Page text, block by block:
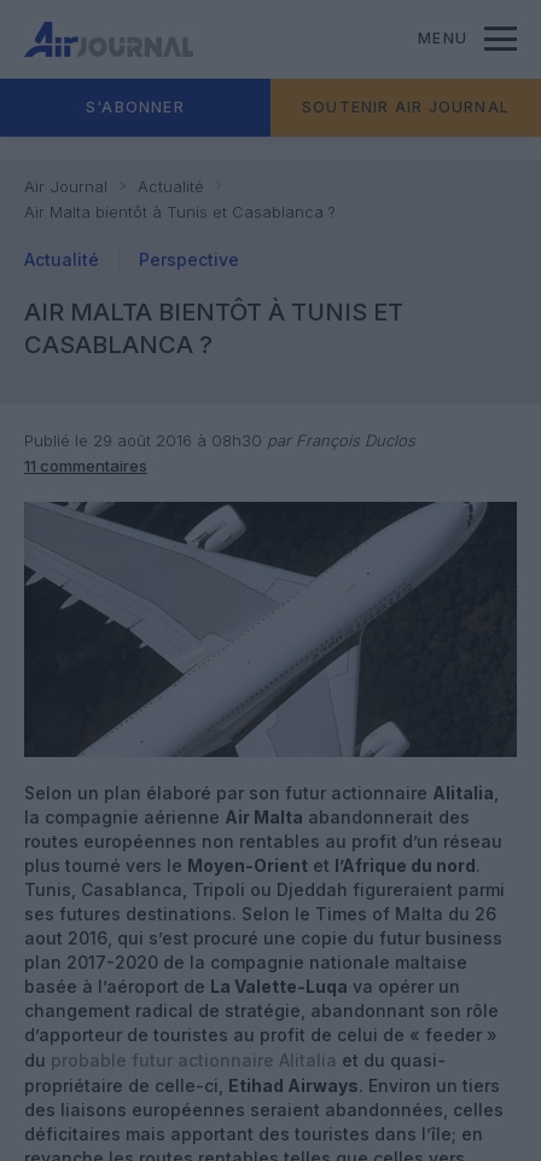
MENU
S'ABONNER SOUTENIR AIR JOURNAL
Air Journal
Actualité
Air Malta bientôt à Tunis et Casablanca ?
Actualité Perspective
AIR MALTA BIENTÔT À TUNIS ET
CASABLANCA ?
Publié le 29 août 2016 à 08h30 par François Duclos
11 commentaires
Selon un plan élaboré par son futur actionnaire Alitalia
la compagnie aérienne Air Malta abandonnerait des
routes européennes non rentables au profit d’un réseau
plus tourné vers le Moyen-Orient et l’Afrique du nord.
Tunis, Casablanca, Tripoli ou Djeddah figureraient parmi
ses futures destinations. Selon le Times of Malta du 26
aout 2016, qui s’est procuré une copie du futur business
plan 2017-2020 de la compagnie nationale maltaise
basée à l’aéroport de La Valette-Luqa va opérer un
changement radical de stratégie, abandonnant son rôle
d’apporteur de touristes au profit de celui de « feeder »
du probable futur actionnaire Alitalia et du quasi-
propriétaire de celle-ci, Etihad Airways. Environ un tiers
des liaisons européennes seraient abandonnées, celles
déficitaires mais apportant des touristes dans l’île; en